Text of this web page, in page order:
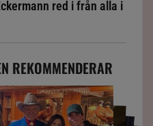
red i från alla i
REKOMMENDERAR